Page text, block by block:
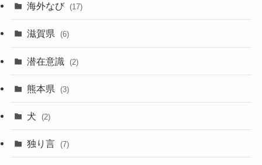
海外なび (17)
滋賀県 (6)
潜在意識 (2)
熊本県 (3)
犬 (2)
独り言 (7)